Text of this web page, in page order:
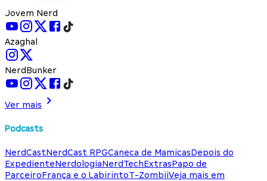
Jovem Nerd
Azaghal
NerdBunker
Ver mais
Podcasts
NerdCastNerdCast RPGCaneca de MamicasDepois do
ExpedienteNerdologiaNerdTechExtrasPapo de
ParceiroFrança e o LabirintoT-ZombiiVeja mais em